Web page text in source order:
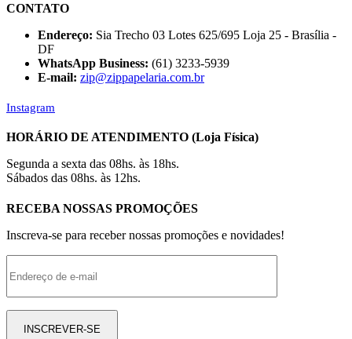
CONTATO
Endereço: Sia Trecho 03 Lotes 625/695 Loja 25 - Brasília -
DF
WhatsApp Business: (61) 3233-5939
E-mail: zip@zippapelaria.com.br
Instagram
HORÁRIO DE ATENDIMENTO (Loja Física)
Segunda a sexta das 08hs. às 18hs.
Sábados das 08hs. às 12hs.
RECEBA NOSSAS PROMOÇÕES
Inscreva-se para receber nossas promoções e novidades!